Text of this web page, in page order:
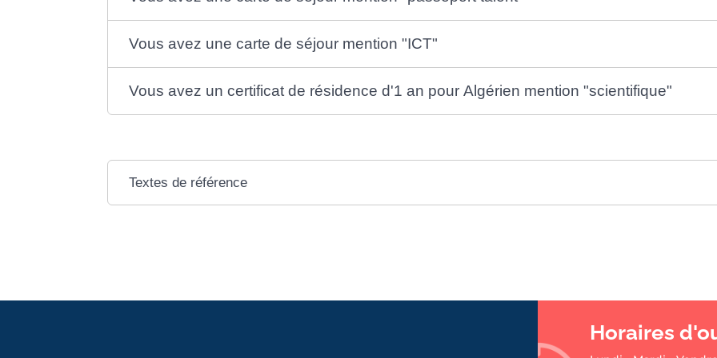
Vous avez une carte de séjour mention "ICT"
Vous avez un certificat de résidence d'1 an pour Algérien mention "scientifique"
Textes de référence
Horaires